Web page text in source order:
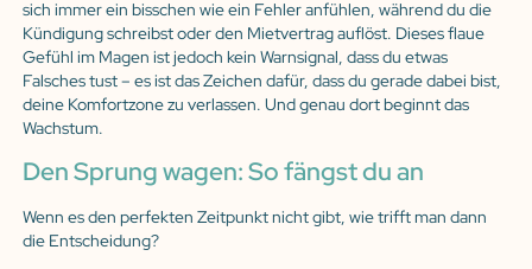
sich immer ein bisschen wie ein Fehler anfühlen, während du die
Kündigung schreibst oder den Mietvertrag auflöst. Dieses flaue
Gefühl im Magen ist jedoch kein Warnsignal, dass du etwas
Falsches tust – es ist das Zeichen dafür, dass du gerade dabei bist,
deine Komfortzone zu verlassen. Und genau dort beginnt das
Wachstum.
Den Sprung wagen: So fängst du an
Wenn es den perfekten Zeitpunkt nicht gibt, wie trifft man dann
die Entscheidung?